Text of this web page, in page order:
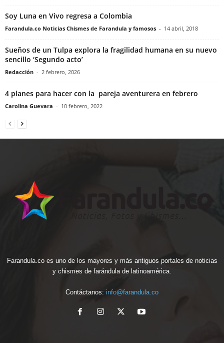
Soy Luna en Vivo regresa a Colombia
Farandula.co Noticias Chismes de Farandula y famosos - 14 abril, 2018
Sueños de un Tulpa explora la fragilidad humana en su nuevo
sencillo ‘Segundo acto’
Redacción - 2 febrero, 2026
4 planes para hacer con la pareja aventurera en febrero
Carolina Guevara - 10 febrero, 2022
Farandula.co es uno de los mayores y más antiguos portales de noticias
y chismes de farándula de latinoamérica.
Contáctanos: info@farandula.co